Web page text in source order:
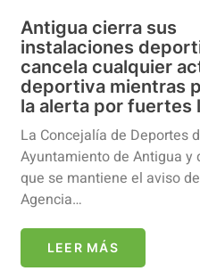
Antigua cierra sus
instalaciones
cancela cualquier
deportiva mientras
la alerta por fuertes
La Concejalía de Deportes
Ayuntamiento de Antigua y
que se mantiene el aviso
Agencia…
LEER MÁS